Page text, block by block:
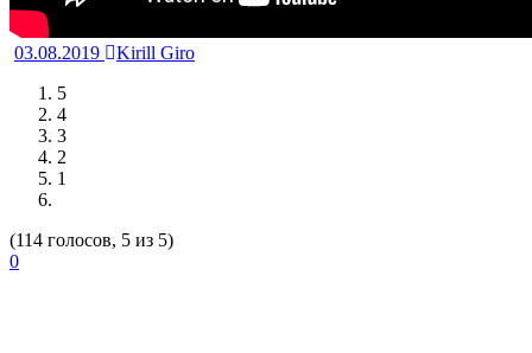
03.08.2019
Kirill Giro
5
4
3
2
1
(114 голосов, 5 из 5)
0